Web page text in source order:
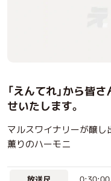
「えんてれ」から皆
せいたします。
マルスワイナリーが醸し
薫りのハーモニ